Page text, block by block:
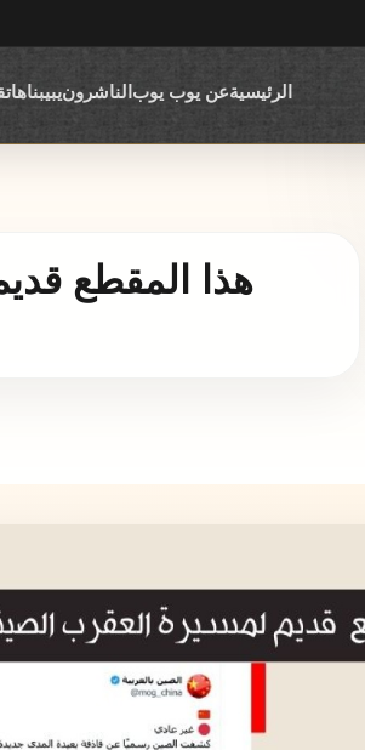
الرئيسيةعن يوب يوبالناشرونيبيبناها
هذا المقطع